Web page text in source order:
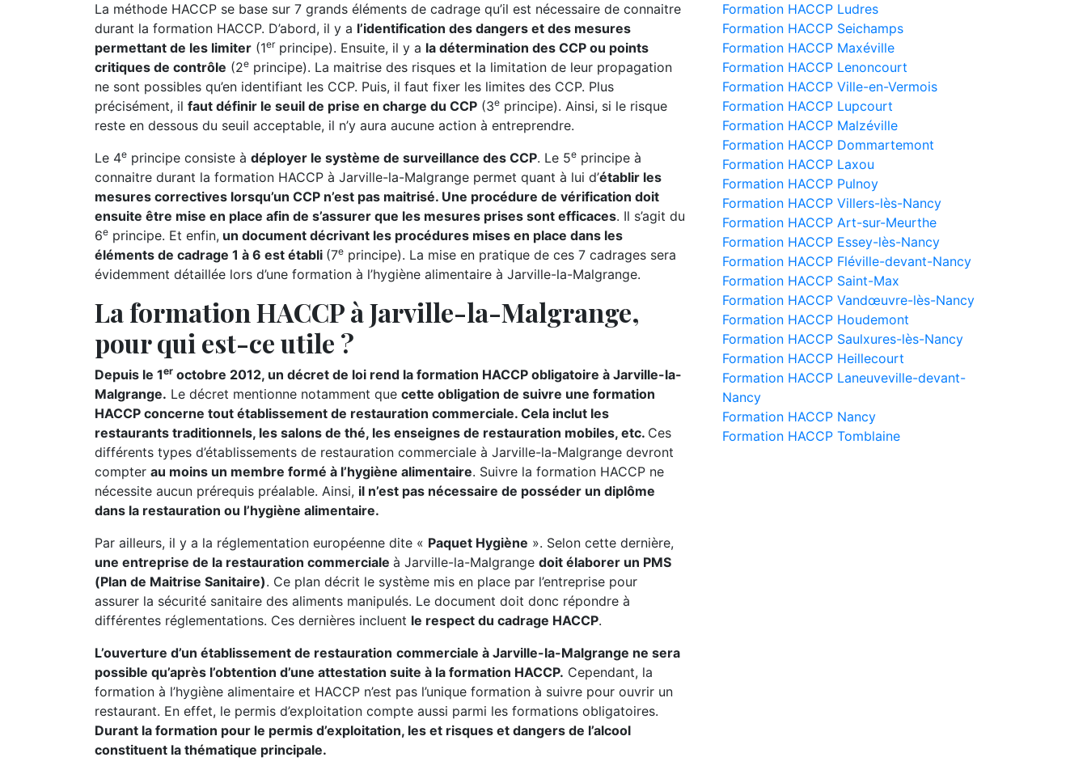
La méthode HACCP se base sur 7 grands éléments de cadrage qu’il est nécessaire de connaitre
durant la formation HACCP. D’abord, il y a l’identification des dangers et des mesures
permettant de les limiter (1erprincipe). Ensuite, il y a la détermination des CCP ou points
critiques de contrôle (2e principe). La maitrise des risques et la limitation de leur propagation
ne sont possibles qu’en identifiant les CCP. Puis, il faut fixer les limites des CCP. Plus
précisément, il faut définir le seuil de prise en charge du CCP (3e principe). Ainsi, si le risque
reste en dessous du seuil acceptable, il n’y aura aucune action à entreprendre.
Le 4e principe consiste à déployer le système de surveillance des CCP. Le 5e principe à
connaitre durant la formation HACCP à Jarville-la-Malgrange permet quant à lui d’établir les
mesures correctives lorsqu’un CCP n’est pas maitrisé. Une procédure de vérification doit
ensuite être mise en place afin de s’assurer que les mesures prises sont efficaces. Il s’agit du
6e principe. Et enfin, un document décrivant les procédures mises en place dans les
éléments de cadrage 1 à 6 est établi (7e principe). La mise en pratique de ces 7 cadrages sera
évidemment détaillée lors d’une formation à l’hygiène alimentaire à Jarville-la-Malgrange.
La formation HACCP à Jarville-la-Malgrange,
pour qui est-ce utile ?
Depuis le 1er octobre 2012, un décret de loi rend la formation HACCP obligatoire à Jarville-la-
Malgrange. Le décret mentionne notamment que cette obligation de suivre une formation
HACCP concerne tout établissement de restauration commerciale. Cela inclut les
restaurants traditionnels, les salons de thé, les enseignes de restauration mobiles, etc. Ces
différents types d’établissements de restauration commerciale à Jarville-la-Malgrange devront
compter au moins un membre formé à l’hygiène alimentaire. Suivre la formation HACCP ne
nécessite aucun prérequis préalable. Ainsi, il n’est pas nécessaire de posséder un diplôme
dans la restauration ou l’hygiène alimentaire.
Par ailleurs, il y a la réglementation européenne dite « Paquet Hygiène ». Selon cette dernière,
une entreprise de la restauration commerciale à Jarville-la-Malgrange doit élaborer un PMS
(Plan de Maitrise Sanitaire). Ce plan décrit le système mis en place par l’entreprise pour
assurer la sécurité sanitaire des aliments manipulés. Le document doit donc répondre à
différentes réglementations. Ces dernières incluent le respect du cadrage HACCP.
L’ouverture d’un établissement de restauration commerciale à Jarville-la-Malgrange ne sera
possible qu’après l’obtention d’une attestation suite à la formation HACCP. Cependant, la
formation à l’hygiène alimentaire et HACCP n’est pas l’unique formation à suivre pour ouvrir un
restaurant. En effet, le permis d’exploitation compte aussi parmi les formations obligatoires.
Durant la formation pour le permis d’exploitation, les et risques et dangers de l’alcool
constituent la thématique principale.
Formation HACCP Ludres
Formation HACCP Seichamps
Formation HACCP Maxéville
Formation HACCP Lenoncourt
Formation HACCP Ville-en-Vermois
Formation HACCP Lupcourt
Formation HACCP Malzéville
Formation HACCP Dommartemont
Formation HACCP Laxou
Formation HACCP Pulnoy
Formation HACCP Villers-lès-Nancy
Formation HACCP Art-sur-Meurthe
Formation HACCP Essey-lès-Nancy
Formation HACCP Fléville-devant-Nancy
Formation HACCP Saint-Max
Formation HACCP Vandœuvre-lès-Nancy
Formation HACCP Houdemont
Formation HACCP Saulxures-lès-Nancy
Formation HACCP Heillecourt
Formation HACCP Laneuveville-devant-
Nancy
Formation HACCP Nancy
Formation HACCP Tomblaine